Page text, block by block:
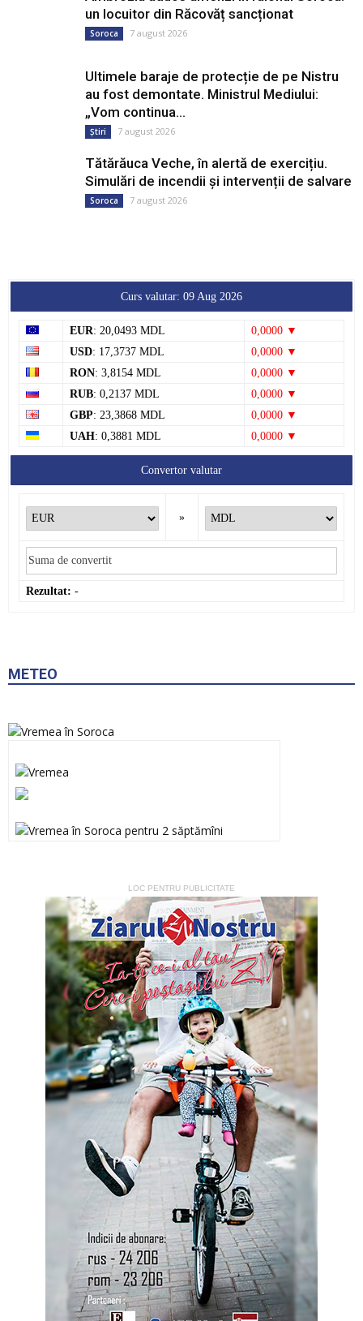
un locuitor din Răcovăț sancționat
Soroca 7 august 2026
Ultimele baraje de protecție de pe Nistru
au fost demontate. Ministrul Mediului:
„Vom continua...
Știri 7 august 2026
Tătărăuca Veche, în alertă de exercițiu.
Simulări de incendii și intervenții de salvare
Soroca 7 august 2026
Curs valutar: 09 Aug 2026
EUR: 20,0493 MDL
0,0000 ▼
USD: 17,3737 MDL
0,0000 ▼
RON: 3,8154 MDL
0,0000 ▼
RUB: 0,2137 MDL
0,0000 ▼
GBP: 23,3868 MDL
0,0000 ▼
UAH: 0,3881 MDL 0,0000 ▼
Convertor valutar
»
Rezultat: -
METEO
LOC PENTRU PUBLICITATE